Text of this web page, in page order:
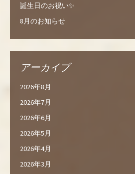
誕生日のお祝い✨
8月のお知らせ
アーカイブ
2026年8月
2026年7月
2026年6月
2026年5月
2026年4月
2026年3月